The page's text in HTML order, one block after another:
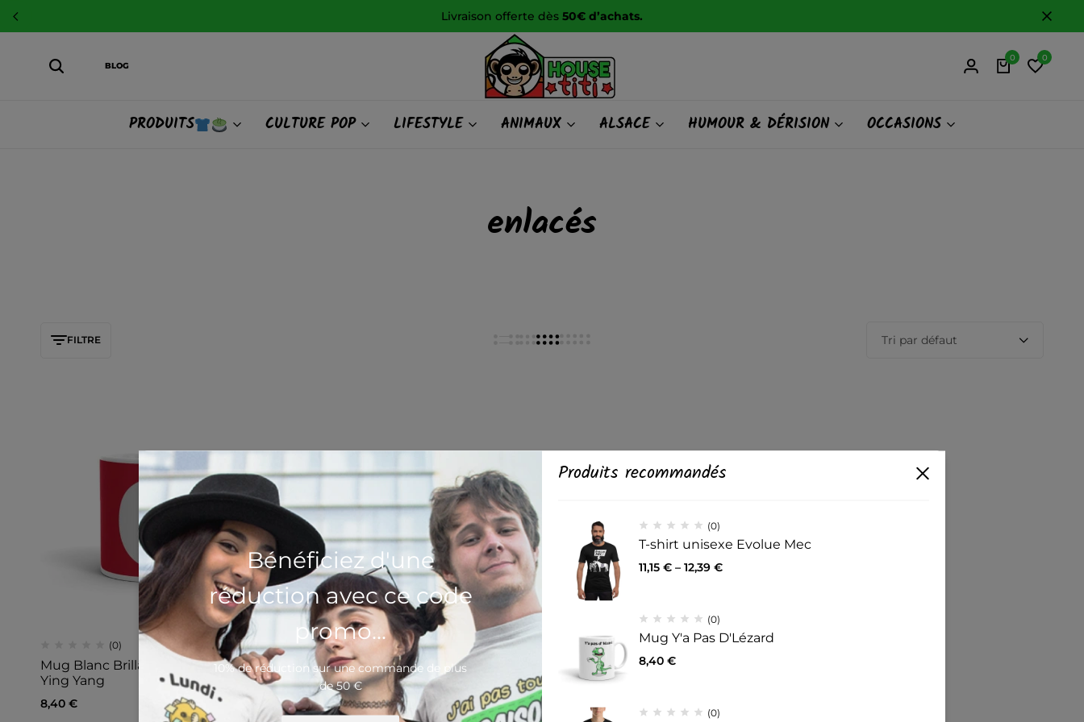
Livraison offerte dès 50€ d’achats.
BLOG
0 0
PRODUITS CULTURE POP LIFESTYLE ANIMAUX ALSACE HUMOUR & DÉRISION OCCASIONS
enlacés
FILTRE Tri par défaut
(0)
Mug Blanc Brillant Chats Enlacés
Ying Yang
8,40 €
Bénéficiez d'une
réduction avec ce code
promo...
10% de réduction sur une commande de plus
de 50 €
Produits recommandés
(0)
T-shirt unisexe Evolue Mec
11,15 € – 12,39 €
(0)
Mug Y'a Pas D'Lézard
8,40 €
(0)